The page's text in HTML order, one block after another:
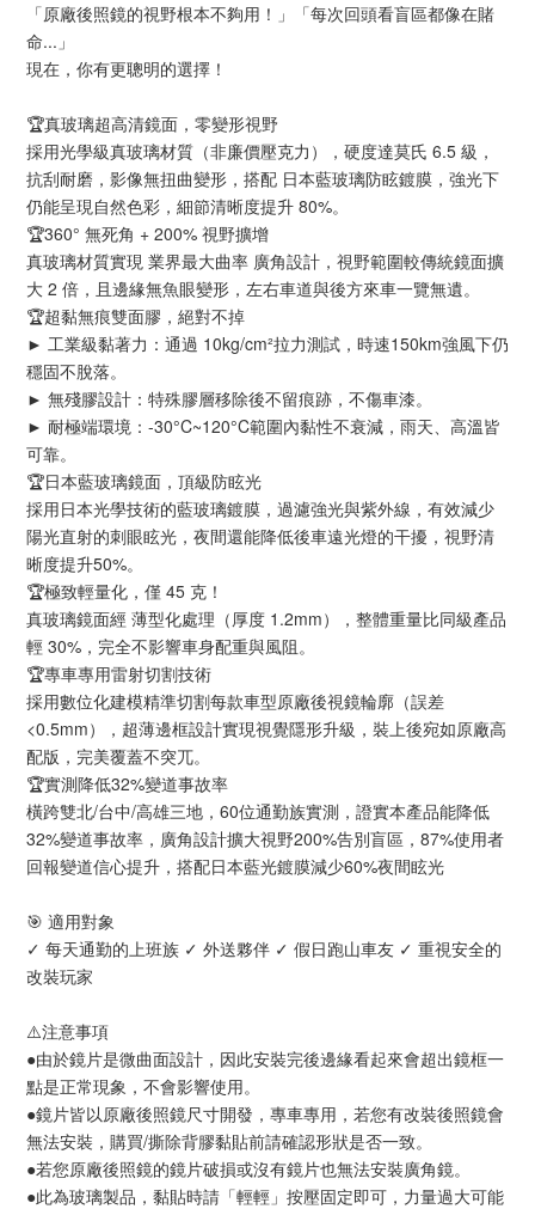
「原廠後照鏡的視野根本不夠用！」「每次回頭看盲區都像在賭
命...」
現在，你有更聰明的選擇！
🏆真玻璃超高清鏡面，零變形視野
採用光學級真玻璃材質（非廉價壓克力），硬度達莫氏 6.5 級，
抗刮耐磨，影像無扭曲變形，搭配 日本藍玻璃防眩鍍膜，強光下
仍能呈現自然色彩，細節清晰度提升 80%。
🏆360° 無死角 + 200% 視野擴增
真玻璃材質實現 業界最大曲率 廣角設計，視野範圍較傳統鏡面擴
大 2 倍，且邊緣無魚眼變形，左右車道與後方來車一覽無遺。
🏆超黏無痕雙面膠，絕對不掉
► 工業級黏著力：通過 10kg/cm²拉力測試，時速150km強風下仍
穩固不脫落。
► 無殘膠設計：特殊膠層移除後不留痕跡，不傷車漆。
► 耐極端環境：-30°C~120°C範圍內黏性不衰減，雨天、高溫皆
可靠。
🏆日本藍玻璃鏡面，頂級防眩光
採用日本光學技術的藍玻璃鍍膜，過濾強光與紫外線，有效減少
陽光直射的刺眼眩光，夜間還能降低後車遠光燈的干擾，視野清
晰度提升50%。
🏆極致輕量化，僅 45 克！
真玻璃鏡面經 薄型化處理（厚度 1.2mm），整體重量比同級產品
輕 30%，完全不影響車身配重與風阻。
🏆專車專用雷射切割技術
採用數位化建模精準切割每款車型原廠後視鏡輪廓（誤差
<0.5mm），超薄邊框設計實現視覺隱形升級，裝上後宛如原廠高
配版，完美覆蓋不突兀。
🏆實測降低32%變道事故率
橫跨雙北/台中/高雄三地，60位通勤族實測，證實本產品能降低
32%變道事故率，廣角設計擴大視野200%告別盲區，87%使用者
回報變道信心提升，搭配日本藍光鍍膜減少60%夜間眩光
🎯 適用對象
✓ 每天通勤的上班族 ✓ 外送夥伴 ✓ 假日跑山車友 ✓ 重視安全的
改裝玩家
⚠️注意事項
●由於鏡片是微曲面設計，因此安裝完後邊緣看起來會超出鏡框一
點是正常現象，不會影響使用。
●鏡片皆以原廠後照鏡尺寸開發，專車專用，若您有改裝後照鏡會
無法安裝，購買/撕除背膠黏貼前請確認形狀是否一致。
●若您原廠後照鏡的鏡片破損或沒有鏡片也無法安裝廣角鏡。
●此為玻璃製品，黏貼時請「輕輕」按壓固定即可，力量過大可能